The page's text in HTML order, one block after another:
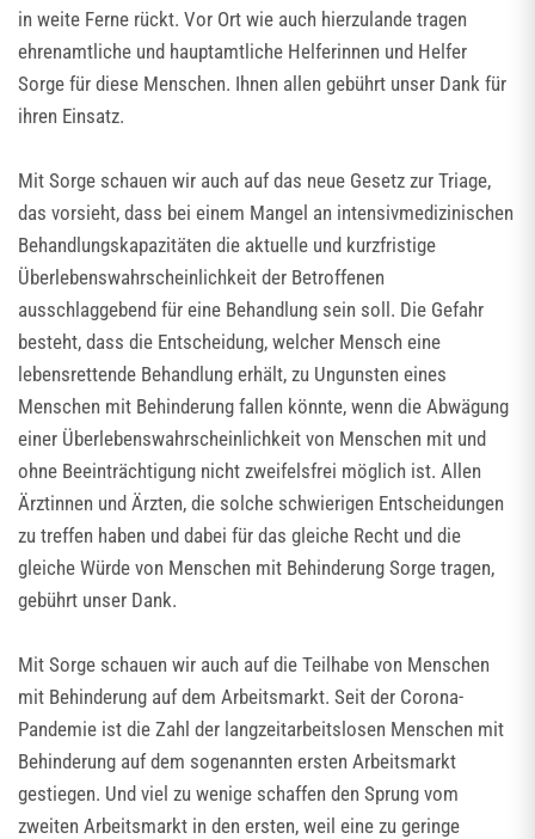
in weite Ferne rückt. Vor Ort wie auch hierzulande tragen
ehrenamtliche und hauptamtliche Helferinnen und Helfer
Sorge für diese Menschen. Ihnen allen gebührt unser Dank für
ihren Einsatz.
Mit Sorge schauen wir auch auf das neue Gesetz zur Triage,
das vorsieht, dass bei einem Mangel an intensivmedizinischen
Behandlungskapazitäten die aktuelle und kurzfristige
Überlebenswahrscheinlichkeit der Betroffenen
ausschlaggebend für eine Behandlung sein soll. Die Gefahr
besteht, dass die Entscheidung, welcher Mensch eine
lebensrettende Behandlung erhält, zu Ungunsten eines
Menschen mit Behinderung fallen könnte, wenn die Abwägung
einer Überlebenswahrscheinlichkeit von Menschen mit und
ohne Beeinträchtigung nicht zweifelsfrei möglich ist. Allen
Ärztinnen und Ärzten, die solche schwierigen Entscheidungen
zu treffen haben und dabei für das gleiche Recht und die
gleiche Würde von Menschen mit Behinderung Sorge tragen,
gebührt unser Dank.
Mit Sorge schauen wir auch auf die Teilhabe von Menschen
mit Behinderung auf dem Arbeitsmarkt. Seit der Corona-
Pandemie ist die Zahl der langzeitarbeitslosen Menschen mit
Behinderung auf dem sogenannten ersten Arbeitsmarkt
gestiegen. Und viel zu wenige schaffen den Sprung vom
zweiten Arbeitsmarkt in den ersten, weil eine zu geringe